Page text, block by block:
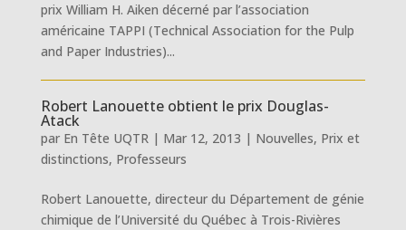
prix William H. Aiken décerné par l’association
américaine TAPPI (Technical Association for the Pulp
and Paper Industries)...
Robert Lanouette obtient le prix Douglas-
Atack
par En Tête UQTR| Mar 12, 2013 | Nouvelles, Prix et
distinctions, Professeurs
Robert Lanouette, directeur du Département de génie
chimique de l’Université du Québec à Trois-Rivières